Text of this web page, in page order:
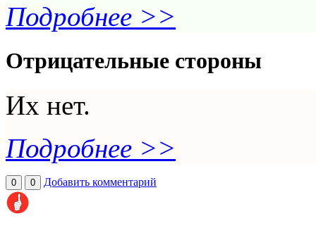
Подробнее >>
Отрицательные стороны
Их нет.
Подробнее >>
0 0 Добавить комментарий